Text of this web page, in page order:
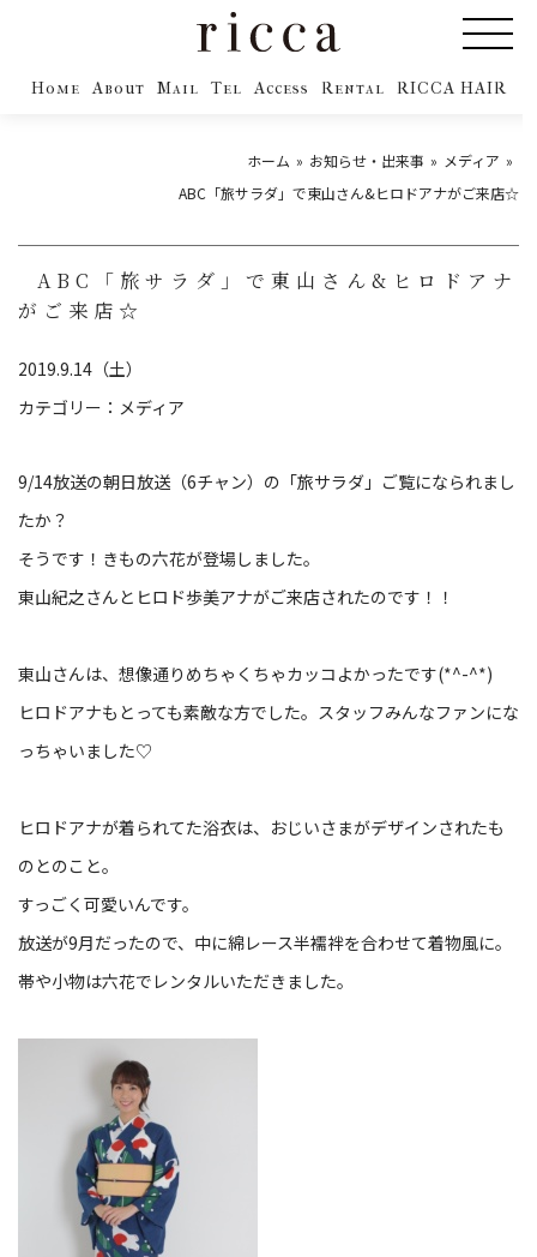
Home About Mail Tel Access Rental RICCA HAIR
ホーム お知らせ・出来事
メディア
ABC「旅サラダ」で東山さん&ヒロドアナがご来店☆
ABC「旅サラダ」で東山さん&ヒロドアナ
がご来店☆
2019.9.14（土）
カテゴリー： メディア
9/14放送の朝日放送（6チャン）の「旅サラダ」ご覧になられまし
たか？
そうです！きもの六花が登場しました。
東山紀之さんとヒロド歩美アナがご来店されたのです！！
東山さんは、想像通りめちゃくちゃカッコよかったです(*^-^*)
ヒロドアナもとっても素敵な方でした。スタッフみんなファンにな
っちゃいました♡
ヒロドアナが着られてた浴衣は、おじいさまがデザインされたも
のとのこと。
すっごく可愛いんです。
放送が9月だったので、中に綿レース半襦袢を合わせて着物風に。
帯や小物は六花でレンタルいただきました。